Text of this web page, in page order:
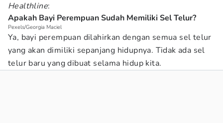
Healthline:
Apakah Bayi Perempuan Sudah Memiliki Sel Telur?
Pexels/Georgia Maciel
Ya, bayi perempuan dilahirkan dengan semua sel telur
yang akan dimiliki sepanjang hidupnya. Tidak ada sel
telur baru yang dibuat selama hidup kita.